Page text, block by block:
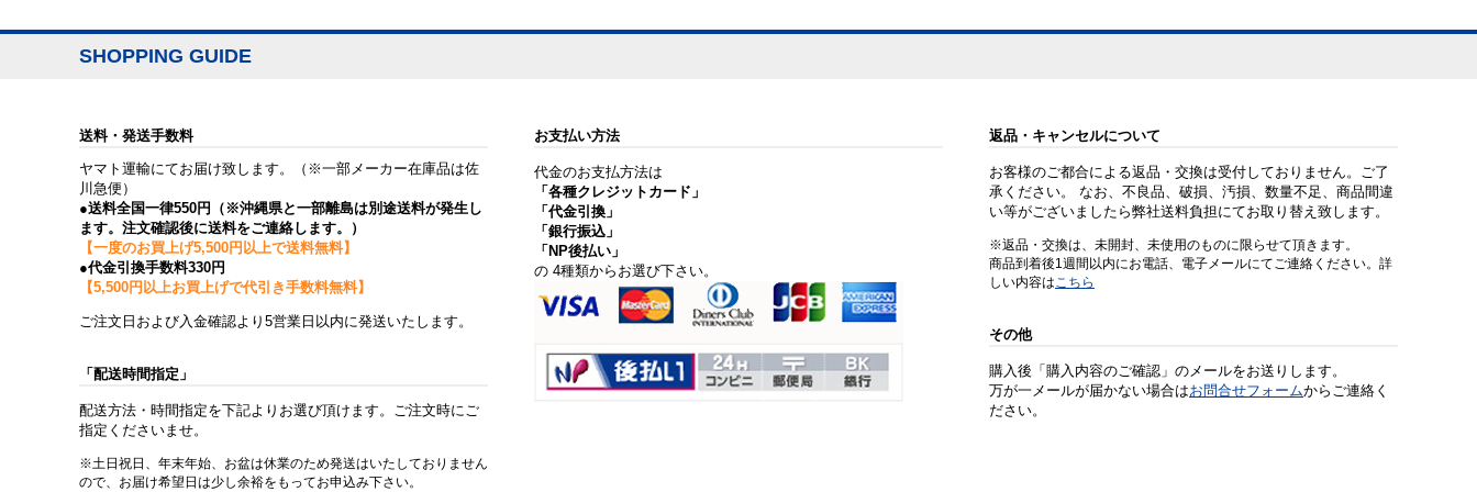
SHOPPING GUIDE
送料・発送手数料
ヤマト運輸にてお届け致します。（※一部メーカー在庫品は佐
川急便）
●送料全国一律550円（※沖縄県と一部離島は別途送料が発生し
ます。注文確認後に送料をご連絡します。）
【一度のお買上げ5,500円以上で送料無料】
●代金引換手数料330円
【5,500円以上お買上げで代引き手数料無料】
ご注文日および入金確認より5営業日以内に発送いたします。
「配送時間指定」
配送方法・時間指定を下記よりお選び頂けます。ご注文時にご
指定くださいませ。
※土日祝日、年末年始、お盆は休業のため発送はいたしておりません
ので、お届け希望日は少し余裕をもってお申込み下さい。
お支払い方法
代金のお支払方法は
「各種クレジットカード」
「代金引換」
「銀行振込」
「NP後払い」
の 4種類からお選び下さい。
返品・キャンセルについて
お客様のご都合による返品・交換は受付しておりません。ご了
承ください。 なお、不良品、破損、汚損、数量不足、商品間違
い等がございましたら弊社送料負担にてお取り替え致します。
※返品・交換は、未開封、未使用のものに限らせて頂きます。
商品到着後1週間以内にお電話、電子メールにてご連絡ください。詳
しい内容はこちら
その他
購入後「購入内容のご確認」のメールをお送りします。
万が一メールが届かない場合はお問合せフォームからご連絡く
ださい。